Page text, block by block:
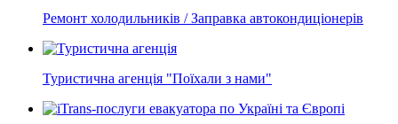
Ремонт холодильників / Заправка автокондиціонерів
Туристична агенція "Поїхали з нами"